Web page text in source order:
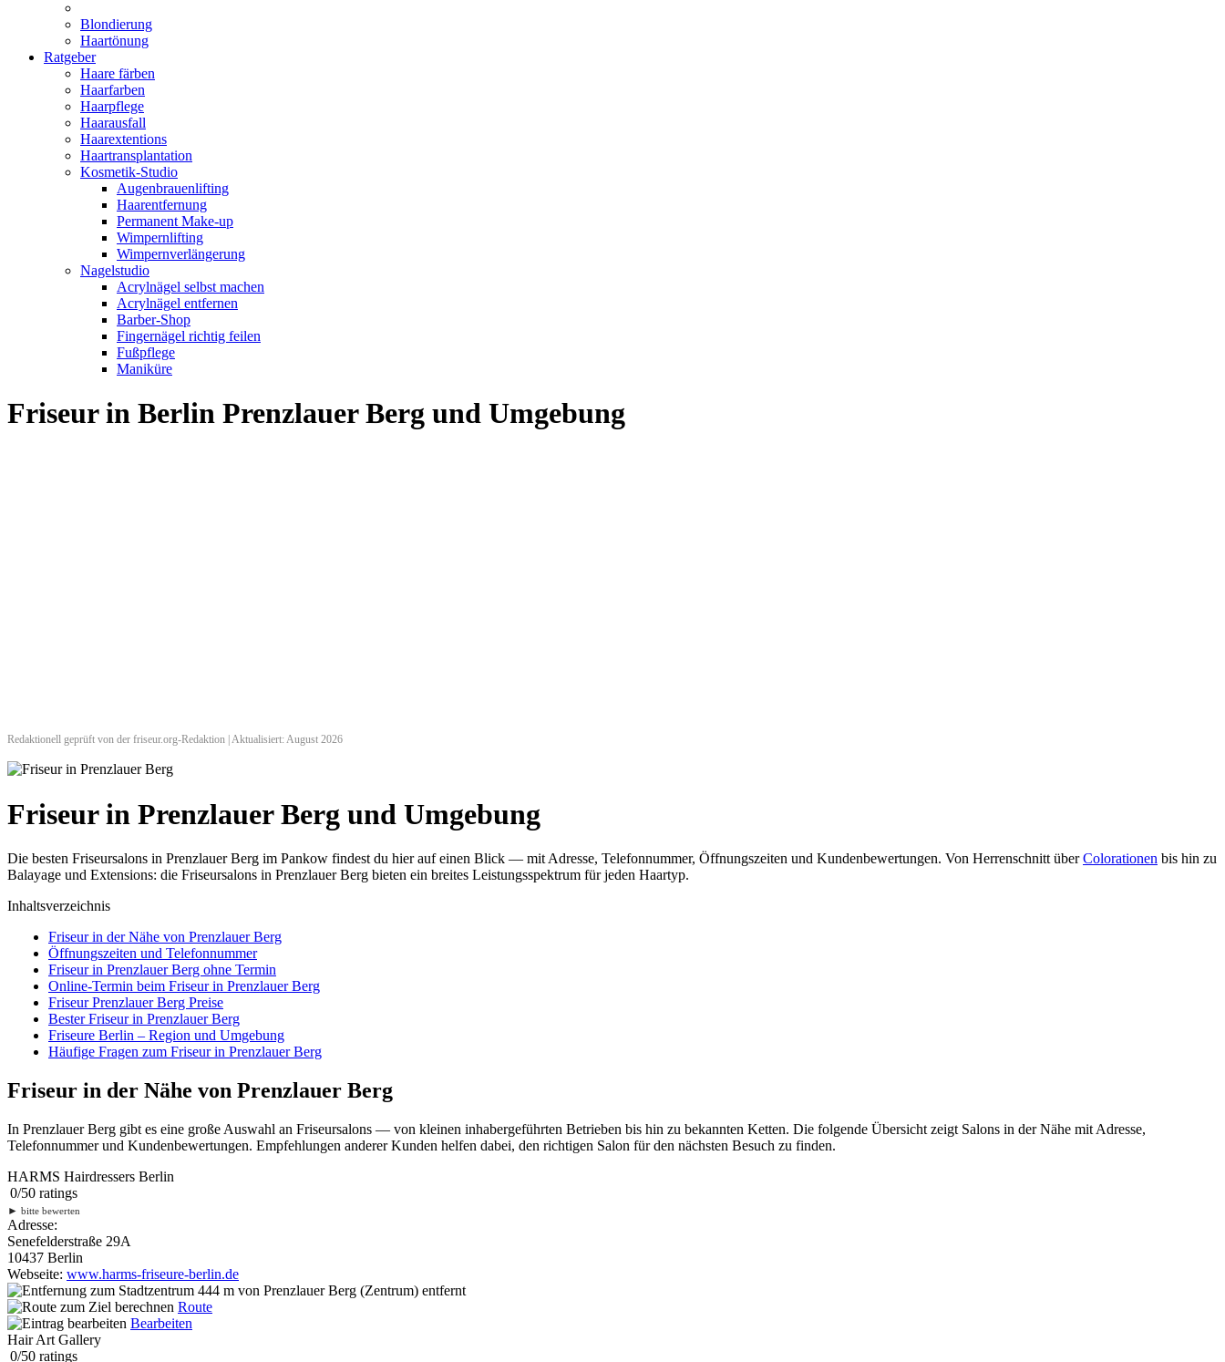
Blondierung
Haartönung
Ratgeber
Haare färben
Haarfarben
Haarpflege
Haarausfall
Haarextentions
Haartransplantation
Kosmetik-Studio
Augenbrauenlifting
Haarentfernung
Permanent Make-up
Wimpernlifting
Wimpernverlängerung
Nagelstudio
Acrylnägel selbst machen
Acrylnägel entfernen
Barber-Shop
Fingernägel richtig feilen
Fußpflege
Maniküre
Friseur in Berlin Prenzlauer Berg und Umgebung
Redaktionell geprüft von der friseur.org-Redaktion | Aktualisiert: August 2026
Friseur in Prenzlauer Berg und Umgebung
Die besten Friseursalons in Prenzlauer Berg im Pankow findest du hier auf einen Blick — mit Adresse, Telefonnummer, Öffnungszeiten und Kundenbewertungen. Von Herrenschnitt überColorationen bis hin zu
Balayage und Extensions: die Friseursalons in Prenzlauer Berg bieten ein breites Leistungsspektrum für jeden Haartyp.
Inhaltsverzeichnis
Friseur in der Nähe von Prenzlauer Berg
Öffnungszeiten und Telefonnummer
Friseur in Prenzlauer Berg ohne Termin
Online-Termin beim Friseur in Prenzlauer Berg
Friseur Prenzlauer Berg Preise
Bester Friseur in Prenzlauer Berg
Friseure Berlin – Region und Umgebung
Häufige Fragen zum Friseur in Prenzlauer Berg
Friseur in der Nähe von Prenzlauer Berg
In Prenzlauer Berg gibt es eine große Auswahl an Friseursalons — von kleinen inhabergeführten Betrieben bis hin zu bekannten Ketten. Die folgende Übersicht zeigt Salons in der Nähe mit Adresse,
Telefonnummer und Kundenbewertungen. Empfehlungen anderer Kunden helfen dabei, den richtigen Salon für den nächsten Besuch zu finden.
HARMS Hairdressers Berlin
0/50 ratings
► bitte bewerten
Adresse:
Senefelderstraße 29A
10437 Berlin
Webseite: www.harms-friseure-berlin.de
444 m von Prenzlauer Berg (Zentrum) entfernt
Route
Bearbeiten
Hair Art Gallery
0/50 ratings